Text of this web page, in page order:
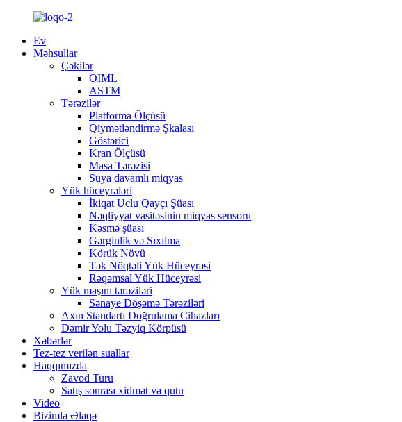
Ev
Məhsullar
Çəkilər
OIML
ASTM
Tərəzilər
Platforma Ölçüsü
Qiymətləndirmə Şkalası
Göstərici
Kran Ölçüsü
Masa Tərəzisi
Suya davamlı miqyas
Yük hüceyrələri
İkiqat Uclu Qayçı Şüası
Nəqliyyat vasitəsinin miqyas sensoru
Kəsmə şüası
Gərginlik və Sıxılma
Körük Növü
Tək Nöqtəli Yük Hüceyrəsi
Rəqəmsal Yük Hüceyrəsi
Yük maşını tərəziləri
Sənaye Döşəmə Tərəziləri
Axın Standartı Doğrulama Cihazları
Dəmir Yolu Təzyiq Körpüsü
Xəbərlər
Tez-tez verilən suallar
Haqqımızda
Zavod Turu
Satış sonrası xidmət və qutu
Video
Bizimlə Əlaqə